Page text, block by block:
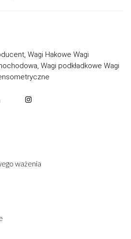
Wagi Hakowe Wagi
Wagi podkładkowe Wagi
ważenia